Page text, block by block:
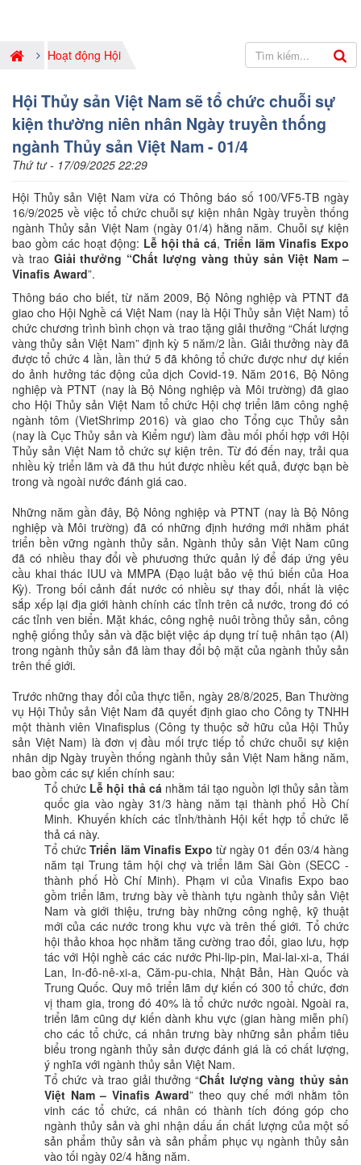
Hoạt động Hội
Hội Thủy sản Việt Nam sẽ tổ chức chuỗi sự
kiện thường niên nhân Ngày truyền thống
ngành Thủy sản Việt Nam - 01/4
Thứ tư - 17/09/2025 22:29
Hội Thủy sản Việt Nam vừa có Thông báo số 100/VF5-TB ngày
16/9/2025 về việc tổ chức chuỗi sự kiện nhân Ngày truyền thống
ngành Thủy sản Việt Nam (ngày 01/4) hằng năm. Chuỗi sự kiện
bao gồm các hoạt động: Lễ hội thả cá,Triển lãm Vinafis Expo
và trao Giải thưởng “Chất lượng vàng thủy sản Việt Nam –
Vinafis Award”.
Thông báo cho biết, từ năm 2009, Bộ Nông nghiệp và PTNT đã
giao cho Hội Nghề cá Việt Nam (nay là Hội Thủy sản Việt Nam) tổ
chức chương trình bình chọn và trao tặng giải thưởng “Chất lượng
vàng thủy sản Việt Nam” định kỳ 5 năm/2 lần. Giải thưởng này đã
được tổ chức 4 lần, lần thứ 5 đã không tổ chức được như dự kiến
do ảnh hưởng tác động của dịch Covid-19. Năm 2016, Bộ Nông
nghiệp và PTNT (nay là Bộ Nông nghiệp và Môi trường) đã giao
cho Hội Thủy sản Việt Nam tổ chức Hội chợ triển lãm công nghệ
ngành tôm (VietShrimp 2016) và giao cho Tổng cục Thủy sản
(nay là Cục Thủy sản và Kiểm ngư) làm đầu mối phối hợp với Hội
Thủy sản Việt Nam tỏ chức sự kiện trên. Từ đó đến nay, trải qua
nhiều kỳ triển lãm và đã thu hút được nhiều kết quả, được bạn bè
trong và ngoài nước đánh giá cao.
Những năm gần đây, Bộ Nông nghiệp và PTNT (nay là Bộ Nông
nghiệp và Môi trường) đã có những định hướng mới nhằm phát
triển bền vững ngành thủy sản. Ngành thủy sản Việt Nam cũng
đã có nhiều thay đổi về phưuơng thức quản lý để đáp ứng yêu
cầu khai thác IUU và MMPA (Đạo luật bảo vệ thú biến của Hoa
Kỳ). Trong bối cảnh đất nước có nhiều sự thay đổi, nhất là việc
sắp xếp lại địa giới hành chính các tỉnh trên cả nước, trong đó có
các tỉnh ven biển. Mặt khác, công nghệ nuôi trồng thủy sản, công
nghệ giống thủy sản và đặc biệt việc áp dụng trí tuệ nhân tạo (AI)
trong ngành thủy sản đã làm thay đổi bộ mặt của ngành thủy sản
trên thế giới.
Trước những thay đổi của thực tiễn, ngày 28/8/2025, Ban Thường
vụ Hội Thủy sản Việt Nam đã quyết định giao cho Công ty TNHH
một thành viên Vinafisplus (Công ty thuộc sở hữu của Hội Thủy
sản Việt Nam) là đơn vị đầu mối trực tiếp tổ chức chuỗi sự kiện
nhân dịp Ngày truyền thống ngành thủy sản Việt Nam hằng năm,
bao gồm các sự kiến chính sau:
Tổ chức Lễ hội thả cánhằm tái tạo nguồn lợi thủy sản tầm
quốc gia vào ngày 31/3 hàng năm tại thành phố Hồ Chí
Minh. Khuyến khích các tỉnh/thành Hội kết hợp tổ chức lễ
thả cá này.
Tổ chứcTriển lãm Vinafis Expo từ ngày 01 đến 03/4 hàng
năm tại Trung tâm hội chợ và triển lãm Sài Gòn (SECC -
thành phố Hồ Chí Minh). Phạm vi của Vinafis Expo bao
gồm triển lãm, trưng bày về thành tựu ngành thủy sản Việt
Nam và giới thiệu, trưng bày những công nghệ, kỹ thuật
mới của các nước trong khu vực và trên thế giới. Tổ chức
hội thảo khoa học nhằm tăng cường trao đổi, giao lưu, hợp
tác với Hội nghề các các nước Phi-lip-pin, Mai-lai-xi-a, Thái
Lan, In-đô-nê-xi-a, Căm-pu-chia, Nhật Bản, Hàn Quốc và
Trung Quốc. Quy mô triển lãm dự kiến có 300 tổ chức, đơn
vị tham gia, trong đó 40% là tổ chức nước ngoài. Ngoài ra,
triển lãm cũng dự kiến dành khu vực (gian hàng miễn phí)
cho các tổ chức, cá nhân trưng bày những sản phẩm tiêu
biểu trong ngành thủy sản được đánh giá là có chất lượng,
ý nghĩa với ngành thủy sản Việt Nam.
Tổ chức và trao giải thưởng “Chất lượng vàng thủy sản
Việt Nam – Vinafis Award” theo quy chế mới nhằm tôn
vinh các tổ chức, cá nhân có thành tích đóng góp cho
ngành thủy sản và ghi nhận dấu ấn chất lượng của một số
sản phẩm thủy sản và sản phẩm phục vụ ngành thủy sản
vào tối ngày 02/4 hằng năm.